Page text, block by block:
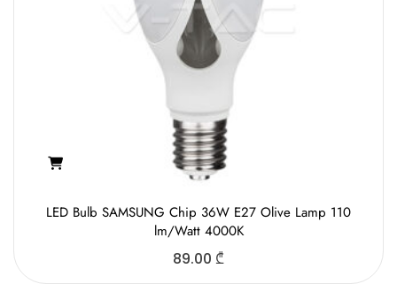
LED Bulb SAMSUNG Chip 36W E27 Olive Lamp 110
lm/Watt 4000K
89.00 ₾